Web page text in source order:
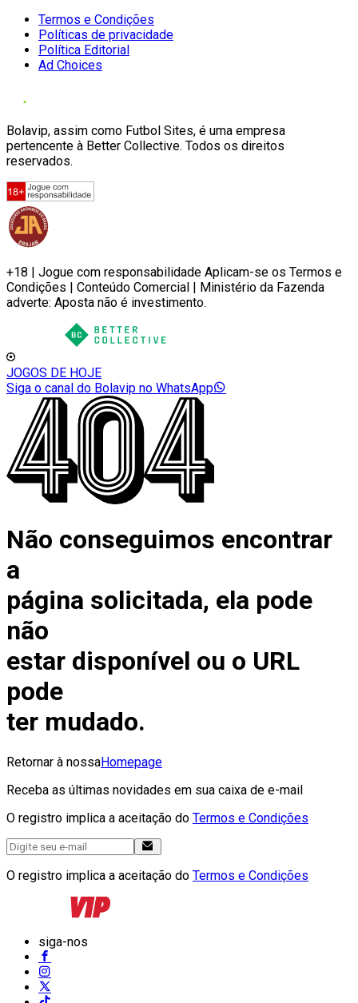
Termos e Condições
Políticas de privacidade
Política Editorial
Ad Choices
Bolavip, assim como Futbol Sites, é uma empresa
pertencente à Better Collective. Todos os direitos
reservados.
+18 | Jogue com responsabilidade Aplicam-se os Termos e
Condições | Conteúdo Comercial | Ministério da Fazenda
adverte: Aposta não é investimento.
JOGOS DE HOJE
Siga o canal do Bolavip no WhatsApp
Não conseguimos encontrar
a
página solicitada, ela pode
não
estar disponível ou o URL
pode
ter mudado.
Retornar à nossaHomepage
Receba as últimas novidades em sua caixa de e-mail
O registro implica a aceitação do Termos e Condições
O registro implica a aceitação do Termos e Condições
siga-nos